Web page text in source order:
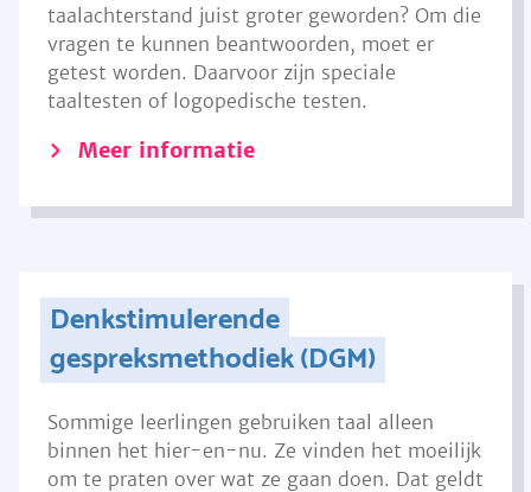
taalachterstand juist groter geworden? Om die
vragen te kunnen beantwoorden, moet er
getest worden. Daarvoor zijn speciale
taaltesten of logopedische testen.
Meer informatie
Denkstimulerende
gespreksmethodiek (DGM)
Sommige leerlingen gebruiken taal alleen
binnen het hier-en-nu. Ze vinden het moeilijk
om te praten over wat ze gaan doen. Dat geldt